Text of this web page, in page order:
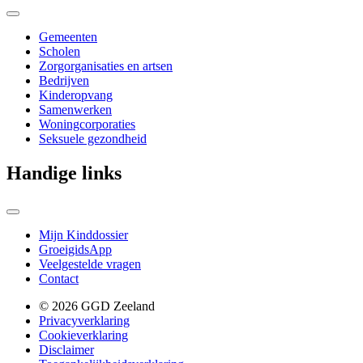
Gemeenten
Scholen
Zorgorganisaties en artsen
Bedrijven
Kinderopvang
Samenwerken
Woningcorporaties
Seksuele gezondheid
Handige links
Mijn Kinddossier
GroeigidsApp
Veelgestelde vragen
Contact
© 2026 GGD Zeeland
Privacyverklaring
Cookieverklaring
Disclaimer